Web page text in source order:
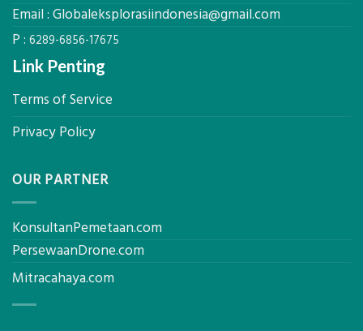
Akurat
Email : Globaleksplorasiindonesia@gmail.com
P : 6289-6856-17675
Link Penting
Terms of Service
Privacy Policy
OUR PARTNER
KonsultanPemetaan.com
PersewaanDrone.com
Mitracahaya.com